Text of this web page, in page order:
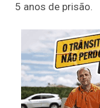
5 anos de prisão.